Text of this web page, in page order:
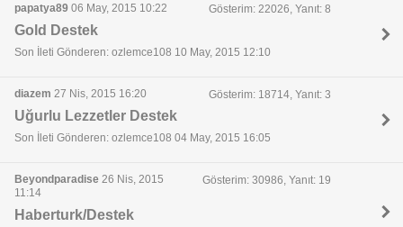
papatya89 06 May, 2015 10:22 Gösterim: 22026, Yanıt: 8
Gold Destek
Son İleti Gönderen: ozlemce108 10 May, 2015 12:10
diazem 27 Nis, 2015 16:20 Gösterim: 18714, Yanıt: 3
Uğurlu Lezzetler Destek
Son İleti Gönderen: ozlemce108 04 May, 2015 16:05
Beyondparadise 26 Nis, 2015
11:14
Gösterim: 30986, Yanıt: 19
Haberturk/Destek